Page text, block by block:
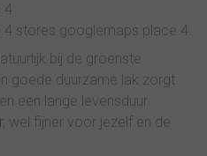
stores.googlemaps.place.4
bij de groenste
goede duurzame lak zorgt
een lange levensduur.
wel fijner voor jezelf en de